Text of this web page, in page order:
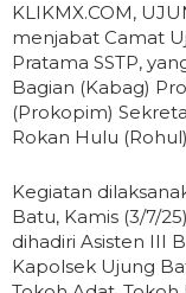
KLIKMX.COM,
menjabat Camat
Pratama SSTP,
Bagian (Kabag)
(Prokopim)
Rokan Hulu
Kegiatan
Batu, Kamis (3/7/
dihadiri Asisten III
Kapolsek Ujung